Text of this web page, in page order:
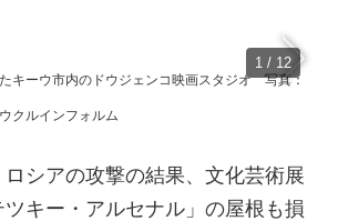
1 / 12
キーウ市内のドウジェンコ映画スタジオ 写真：
クルインフォルム
ロシアの攻撃の結果、文化芸術展
キー・アルセナル」の屋根も損